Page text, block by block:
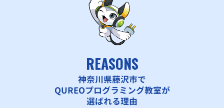
REASONS
神奈川県藤沢市で
QUREOプログラミング教室が
選ばれる理由